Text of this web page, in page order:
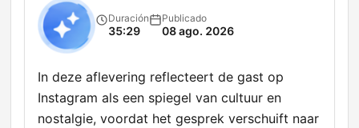
Duración
35:29
Publicado
08 ago. 2026
In deze aflevering reflecteert de gast op
Instagram als een spiegel van cultuur en
nostalgie, voordat het gesprek verschuift naar